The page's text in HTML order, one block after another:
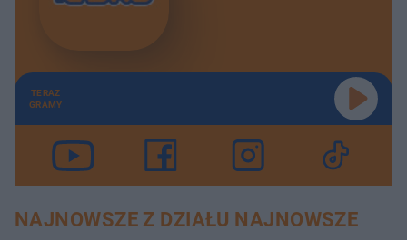
TERAZ
GRAMY
NAJNOWSZE Z DZIAŁU NAJNOWSZE